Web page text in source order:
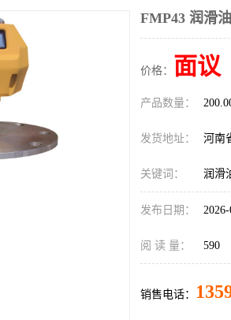
FMP43 润滑
价格： 面议
产品数量：
发货地址： 河南
关键词： 润滑
发布日期：
阅 读 量： 590
销售电话：